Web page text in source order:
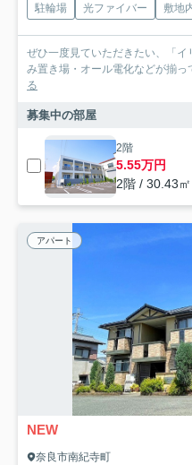
駐輪場 光ファイバー 敷地
ぜひ一度見ていただきたい、「
み置き場・オール電化などが揃っ
る
募集中の部屋
2階
5.55万円
2階 / 30.43
アパート
NEW
奈良市南紀寺町